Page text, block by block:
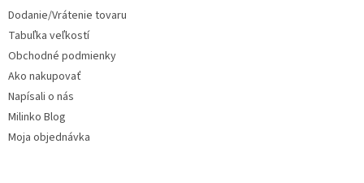
Dodanie/Vrátenie tovaru
Tabuľka veľkostí
Obchodné podmienky
Ako nakupovať
Napísali o nás
Milinko Blog
Moja objednávka